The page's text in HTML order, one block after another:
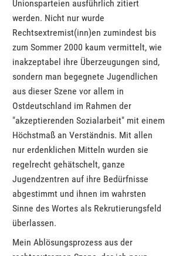
Unionsparteien ausführlich zitiert
werden. Nicht nur wurde
Rechtsextremist(inn)en zumindest bis
zum Sommer 2000 kaum vermittelt, wie
inakzeptabel ihre Überzeugungen sind,
sondern man begegnete Jugendlichen
aus dieser Szene vor allem in
Ostdeutschland im Rahmen der
"akzeptierenden Sozialarbeit" mit einem
Höchstmaß an Verständnis. Mit allen
nur erdenklichen Mitteln wurden sie
regelrecht gehätschelt, ganze
Jugendzentren auf ihre Bedürfnisse
abgestimmt und ihnen im wahrsten
Sinne des Wortes als Rekrutierungsfeld
überlassen.
Mein Ablösungsprozess aus der